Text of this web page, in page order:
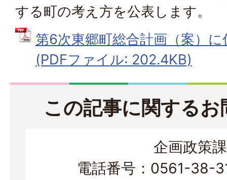
する町の考え方を公表します。
第6次東郷町総合計画（案）
(PDFファイル: 202.4KB)
この記事に関する
企画政策課
電話番号：0561-38-